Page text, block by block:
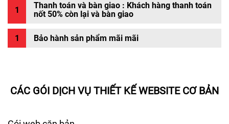
Thanh toán và bàn giao : Khách hàng thanh toán
nốt 50% còn lại và bàn giao
Bảo hành sản phẩm mãi mãi
CÁC GÓI DỊCH VỤ THIẾT KẾ WEBSITE CƠ BẢN